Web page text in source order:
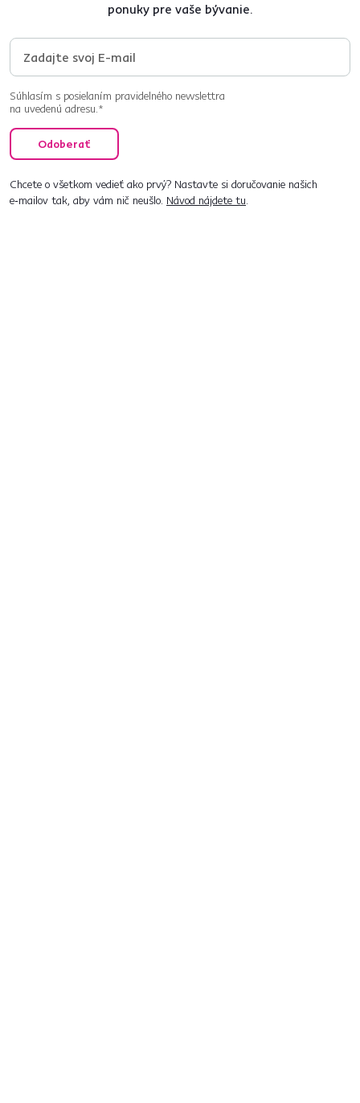
ponuky pre vaše bývanie.
Súhlasím s posielaním pravidelného newslettra
na uvedenú adresu.*
Odoberať
Chcete o všetkom vedieť ako prvý? Nastavte si doručovanie našich
e‑mailov tak, aby vám nič neušlo. Návod nájdete tu.